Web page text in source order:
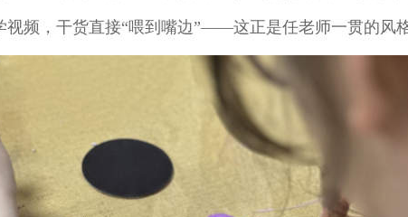
频，干货直接“喂到嘴边”——这正是任老师一贯的风